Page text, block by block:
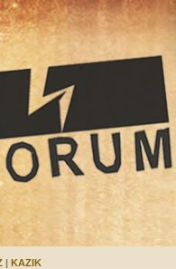
| KAZIK